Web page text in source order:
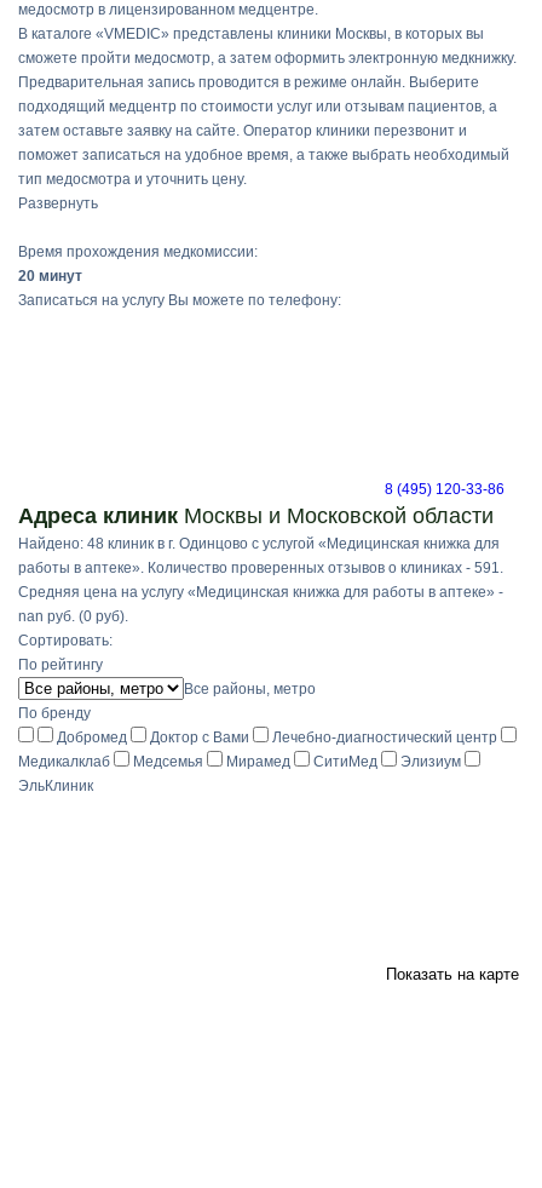
медосмотр в лицензированном медцентре.
В каталоге «VMEDIC» представлены клиники Москвы, в которых вы
сможете пройти медосмотр, а затем оформить электронную медкнижку.
Предварительная запись проводится в режиме онлайн. Выберите
подходящий медцентр по стоимости услуг или отзывам пациентов, а
затем оставьте заявку на сайте. Оператор клиники перезвонит и
поможет записаться на удобное время, а также выбрать необходимый
тип медосмотра и уточнить цену.
Развернуть
Время прохождения медкомиссии:
20 минут
Записаться на услугу Вы можете по телефону:
8 (495) 120-33-86
Адреса клиник Москвы и Московской области
Найдено: 48 клиник в г. Одинцово с услугой «Медицинская книжка для
работы в аптеке». Количество проверенных отзывов о клиниках - 591.
Средняя цена на услугу «Медицинская книжка для работы в аптеке» -
nan руб. (0 руб).
Сортировать:
По рейтингу
Все районы, метро
По бренду
Добромед
Доктор с Вами
Лечебно-диагностический центр
Медикалклаб
Медсемья Мирамед СитиМед
Элизиум
ЭльКлиник
Показать на карте